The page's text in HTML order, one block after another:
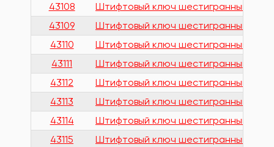
43108
Штифтовый ключ шестигранный
43109
Штифтовый ключ шестигранный
43110
Штифтовый ключ шестигранный
43111
Штифтовый ключ шестигранный
43112
Штифтовый ключ шестигранный
43113
Штифтовый ключ шестигранный
43114
Штифтовый ключ шестигранный
43115
Штифтовый ключ шестигранный